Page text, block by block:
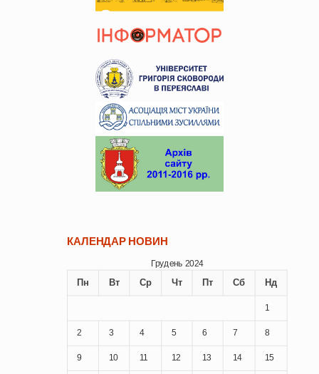
КАЛЕНДАР НОВИН
Грудень 2024
Пн Вт Ср Чт Пт Сб Нд
1
2 3 4 5 6 7 8
9 10 11 12 13 14 15